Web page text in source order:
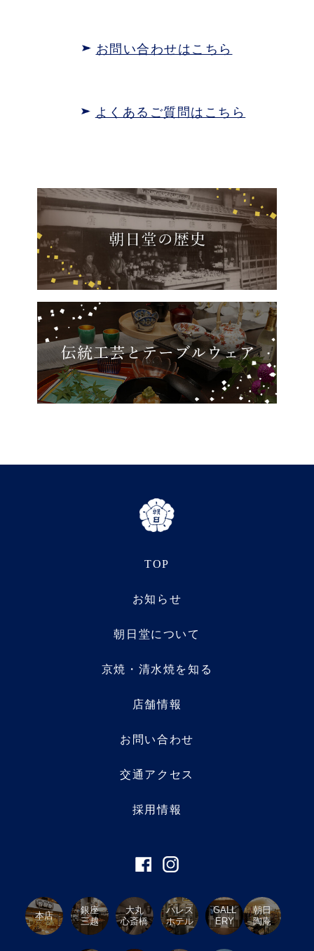
お問い合わせはこちら
よくあるご質問はこちら
TOP
お知らせ
朝日堂について
京焼・清水焼を知る
店舗情報
お問い合わせ
交通アクセス
採用情報
本店
銀座
三越
大丸
心斎橋
パレス
ホテル
GALL
ERY
朝日
陶庵